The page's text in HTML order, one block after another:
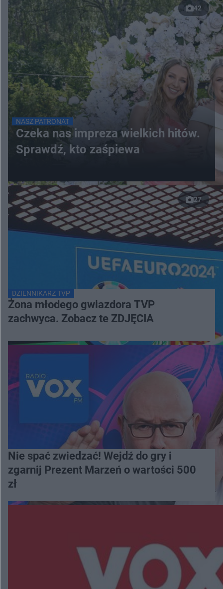
42
NASZ PATRONAT
Czeka nas impreza wielkich hitów.
Sprawdź, kto zaśpiewa
27
DZIENNIKARZ TVP
Żona młodego gwiazdora TVP
zachwyca. Zobacz te ZDJĘCIA
Nie spać zwiedzać! Wejdź do gry i
zgarnij Prezent Marzeń o wartości 500
zł